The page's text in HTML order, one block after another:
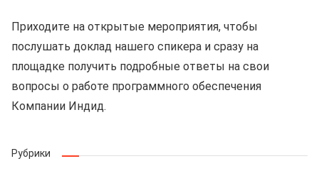
Приходите на открытые мероприятия, чтобы
послушать доклад нашего спикера и сразу на
площадке получить подробные ответы на свои
вопросы о работе программного обеспечения
Компании Индид.
Рубрики